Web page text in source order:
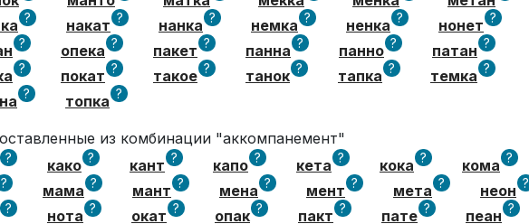
? накат ? нанка ? немка ? ненка ? нонет ?
? опека ? пакет ? панна ? панно ? патан ?
? покат ? такое ? танок ? тапка ? темка ?
? топка ?
из комбинации "аккомпанемент"
? како ? кант ? капо ? кета ? кока ? кома ?
? мама ? мант ? мена ? мент ? мета ? неон ?
? нота ? окат ? опак ? пакт ? пате ? пеан ?